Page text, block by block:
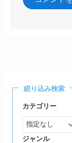
絞り込み検索
カテゴリー
ジャンル